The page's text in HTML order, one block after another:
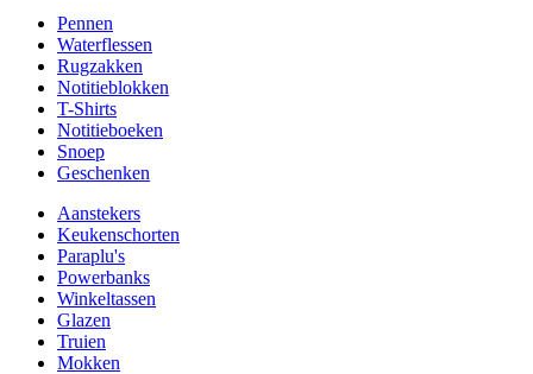
Pennen
Waterflessen
Rugzakken
Notitieblokken
T-Shirts
Notitieboeken
Snoep
Geschenken
Aanstekers
Keukenschorten
Paraplu's
Powerbanks
Winkeltassen
Glazen
Truien
Mokken